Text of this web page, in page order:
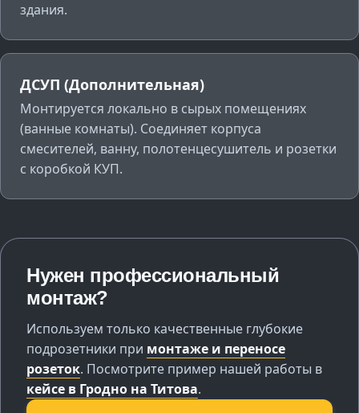
здания.
ДСУП (Дополнительная)
Монтируется локально в сырых помещениях
(ванные комнаты). Соединяет корпуса
смесителей, ванну, полотенцесушитель и розетки
с коробкой КУП.
Нужен профессиональный
монтаж?
Используем только качественные глубокие
подрозетники при монтаже и переносе
розеток. Посмотрите пример нашей работы в
кейсе в Гродно на Титова.